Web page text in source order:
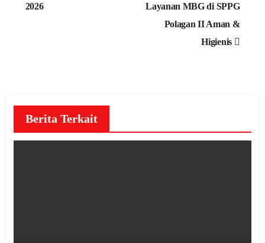
2026
Layanan MBG di SPPG
Polagan II Aman &
Higienis
Berita Terkait